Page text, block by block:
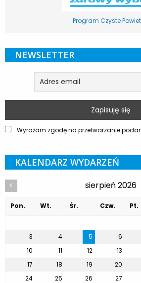
Program Czyste
NEWSLETTER
Wyrażam zgodę na przetwarzanie
KALENDARZ WYDARZEŃ
< sierpień 2026
Pon. Wt. Śr. Czw. Pt.
3
4 5 6
10
11 12 13
17
18 19 20
24
25 26 27